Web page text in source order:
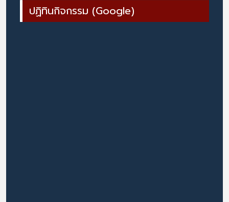
ปฏิทินกิจกรรม (Google)